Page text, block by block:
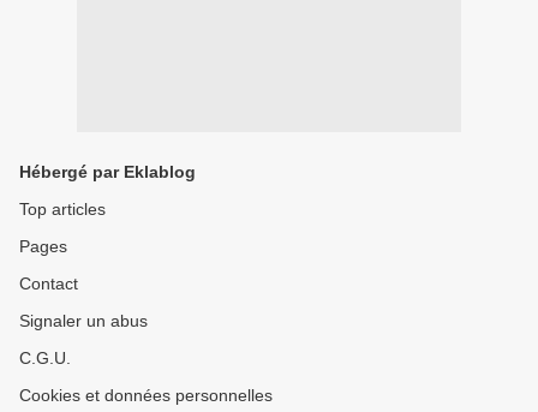
Hébergé par Eklablog
Top articles
Pages
Contact
Signaler un abus
C.G.U.
Cookies et données personnelles